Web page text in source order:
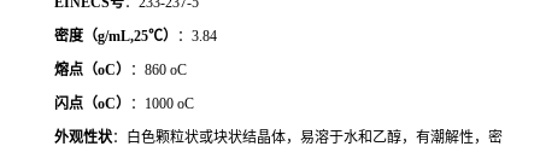
密度（g/mL,25℃）
：3.84
熔点（oC）
：860 oC
闪点（oC）
：1000 oC
外观性状：白色颗粒状或块状结晶体，易溶于水和乙醇，有潮解性，密